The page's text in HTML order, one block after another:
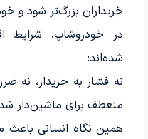
خریداران بزرگ‌تر شود و
در خودروشاپ، شرایط
شده‌اند:
نه فشار به خریدار، نه
منعطف برای ماشین‌دار
همین نگاه انسانی